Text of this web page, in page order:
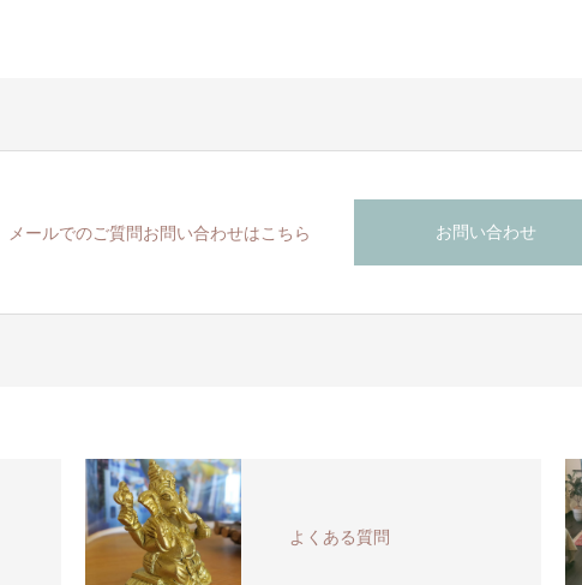
メールでのご質問お問い合わせはこちら お問い合わせ
よくある質問